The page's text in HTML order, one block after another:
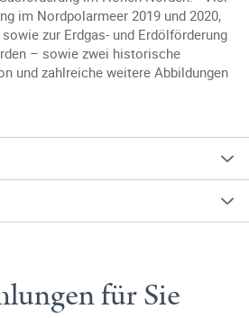
im Nordpolarmeer 2019 und 2020,
zur Erdgas- und Erdölförderung
– sowie zwei historische
und zahlreiche weitere Abbildungen
für Sie